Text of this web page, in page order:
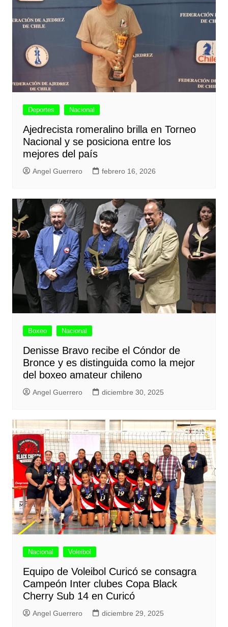
Deportes Nacional
Ajedrecista romeralino brilla en Torneo
Nacional y se posiciona entre los
mejores del país
Angel Guerrero febrero 16, 2026
Boxeo Nacional
Denisse Bravo recibe el Cóndor de
Bronce y es distinguida como la mejor
del boxeo amateur chileno
Angel Guerrero diciembre 30, 2025
Nacional Voleibol
Equipo de Voleibol Curicó se consagra
Campeón Inter clubes Copa Black
Cherry Sub 14 en Curicó
Angel Guerrero diciembre 29, 2025